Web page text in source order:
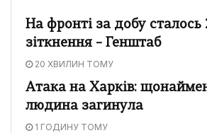
На фронті за добу сталось
зіткнення – Генштаб
20 ХВИЛИН ТОМУ
Атака на Харків:
людина загинула
1 ГОДИНУ ТОМУ